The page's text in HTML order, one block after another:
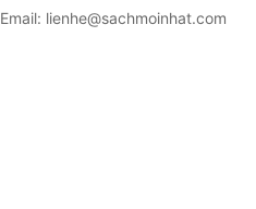
Email: lienhe@sachmoinhat.com